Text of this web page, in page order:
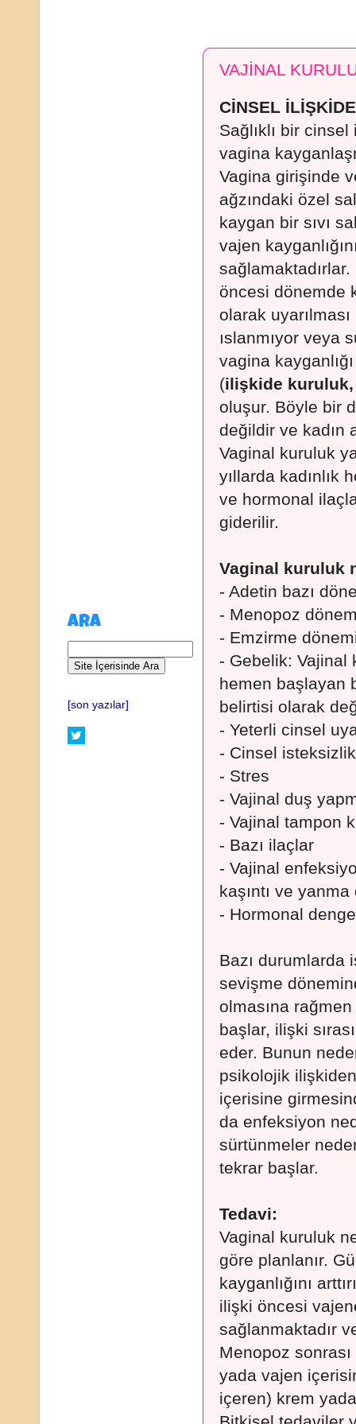
VAJİNAL
CİNSEL
Sağlıklı bir
vagina
Vagina girişinde
ağzındaki özel
kaygan bir sıvı
vajen
öncesi dönemde
olarak
ıslanmıyor veya
vagina
(ilişkide kuruluk,
oluşur. Böyle bir
değildir ve kadın
Vaginal kuruluk
yıllarda kadınlık
ve hormonal
giderilir.
Vaginal kuruluk
- Adetin bazı
- Menopoz
- Emzirme
- Gebelik: Vajinal
hemen başlayan
belirtisi olarak
- Yeterli cinsel
- Cinsel isteksizlik
- Stres
- Vajinal duş
- Vajinal tampon
- Bazı ilaçlar
- Vajinal
kaşıntı ve
- Hormonal
Bazı durumlarda
sevişme
olmasına
başlar, ilişki
eder. Bunun
psikolojik
içerisine
da enfeksiyon
sürtünmeler
tekrar başlar.
Tedavi:
Vaginal kuruluk
göre planlanır.
kayganlığını
ilişki öncesi
sağlanmaktadır
Menopoz
yada vajen
içeren) krem
ARA
[son yazılar]